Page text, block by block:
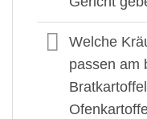
Welche
passen am